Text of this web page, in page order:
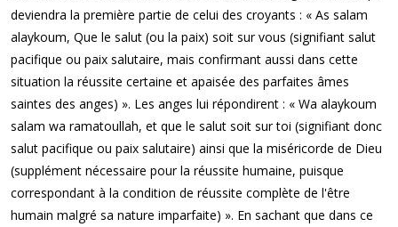
deviendra la première partie de celui des croyants : « As salam
alaykoum, Que le salut (ou la paix) soit sur vous (signifiant salut
pacifique ou paix salutaire, mais confirmant aussi dans cette
situation la réussite certaine et apaisée des parfaites âmes
saintes des anges) ». Les anges lui répondirent : « Wa alaykoum
salam wa ramatoullah, et que le salut soit sur toi (signifiant donc
salut pacifique ou paix salutaire) ainsi que la miséricorde de Dieu
(supplément nécessaire pour la réussite humaine, puisque
correspondant à la condition de réussite complète de l'être
humain malgré sa nature imparfaite) ». En sachant que dans ce